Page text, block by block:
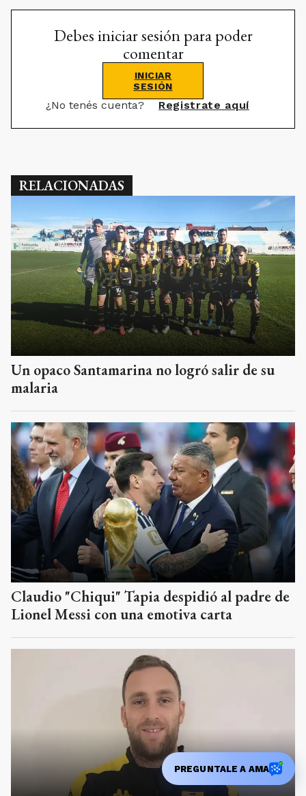
Debes iniciar sesión para poder
comentar
INICIAR
SESIÓN
¿No tenés cuenta? Registrate aquí
RELACIONADAS
Un opaco Santamarina no logró salir de su
malaria
Claudio "Chiqui" Tapia despidió al padre de
Lionel Messi con una emotiva carta
PREGUNTALE A AMA